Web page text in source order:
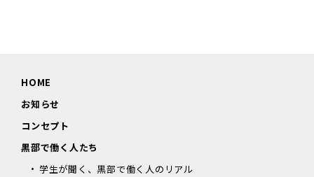
HOME
お知らせ
コンセプト
黒部で働く人たち
学生が聞く、黒部で働く人のリアル